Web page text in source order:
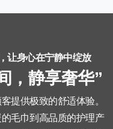
让身心在宁静中绽放
， 静享奢华”
提供极致的舒适体验。
毛巾到高品质的护理产